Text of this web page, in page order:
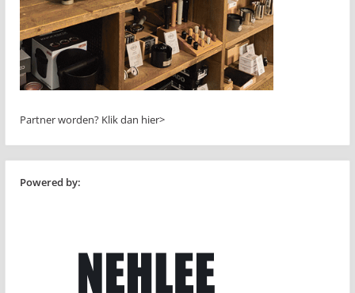
Partner worden? Klik dan hier>
Powered by: